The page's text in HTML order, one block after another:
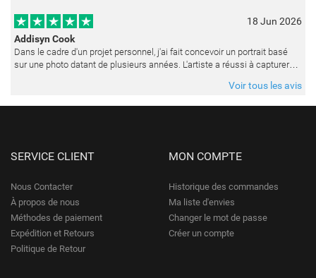
18 Jun 2026
Addisyn Cook
Dans le cadre d'un projet personnel, j'ai fait concevoir un portrait basé
sur une photo datant de plusieurs années. L'artiste a réussi à capturer
Voir tous les avis
SERVICE CLIENT
Nous Contacter
À propos de nous
Méthodes de paiement
Expédition et Retours
Politique de Retour
MON COMPTE
Historique des commandes
Ma liste d'envies
Changer le mot de passe
Créer un compte